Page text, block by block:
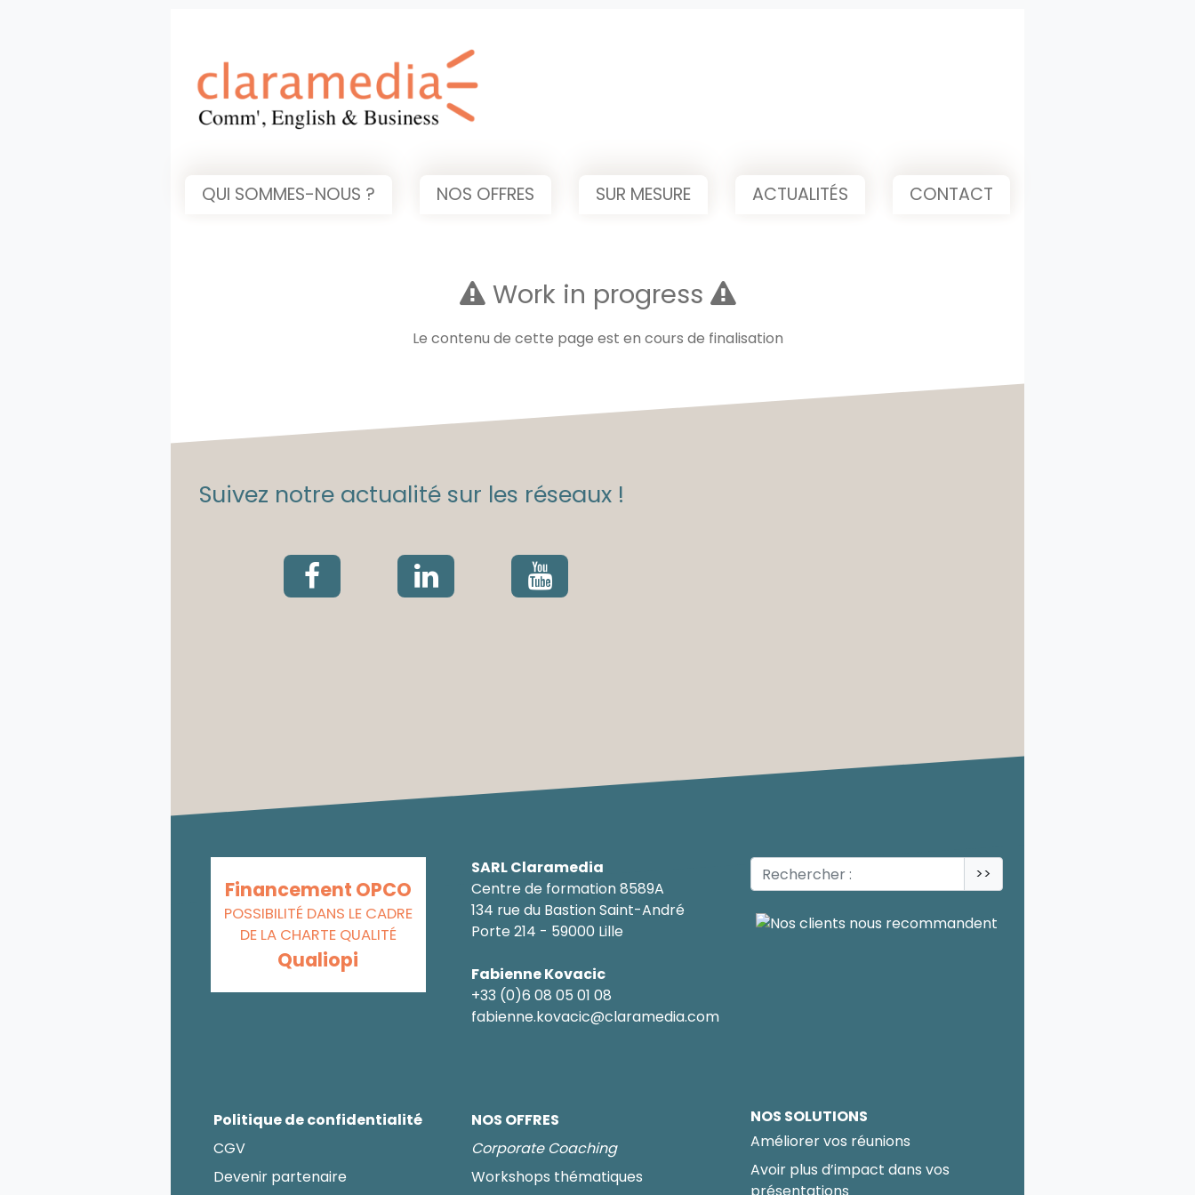
QUI SOMMES-NOUS ? NOS OFFRES SUR MESURE ACTUALITÉS CONTACT
Work in progress
Le contenu de cette page est en cours de finalisation
Suivez notre actualité sur les réseaux !
Financement OPCO
POSSIBILITÉ DANS LE CADRE
DE LA CHARTE QUALITÉ
Qualiopi
SARL Claramedia
Centre de formation 8589A
134 rue du Bastion Saint-André
Porte 214 - 59000 Lille
Fabienne Kovacic
+33 (0)6 08 05 01 08
fabienne.kovacic@claramedia.com
>>
Politique de confidentialité
CGV
Devenir partenaire
NOS OFFRES
Corporate Coaching
Workshops thématiques
NOS SOLUTIONS
Améliorer vos réunions
Avoir plus d’impact dans vos